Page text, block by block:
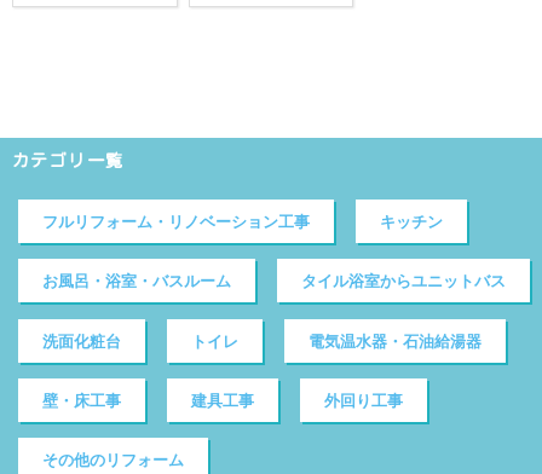
カテゴリ一覧
フルリフォーム・リノベーション工事 キッチン
お風呂・浴室・バスルーム タイル浴室からユニットバス
洗面化粧台 トイレ 電気温水器・石油給湯器
壁・床工事 建具工事 外回り工事
その他のリフォーム